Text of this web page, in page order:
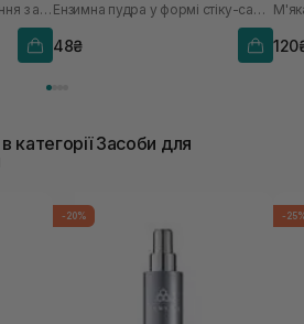
Пудра ензимна для вмивання з ароматом матчі для проблемної та жирної
шкіри 1шт* 1 г
Ензимна пудра у формі стіку-саше з піридоксином та каламіном
48₴
категорії Засоби для
-20% -